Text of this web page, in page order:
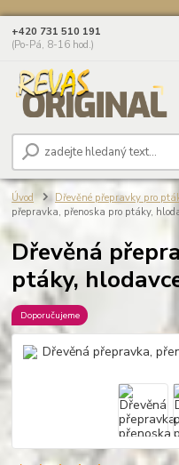
+420 731 510 191
(Po-Pá, 8-16 hod.)
Úvod Dřevěné přepravky pro
přepravka, přenoska pro ptáky,
Dřevěná
ptáky,
Doporučujeme